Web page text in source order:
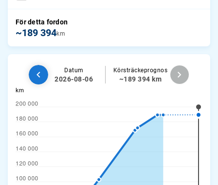
För detta fordon
~189 394km
Datum
2026-08-06
Körsträckeprognos
~189 394 km